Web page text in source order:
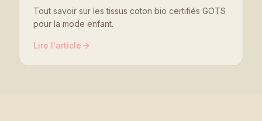
Tout savoir sur les tissus coton bio certifiés GOTS
pour la mode enfant.
Lire l'article